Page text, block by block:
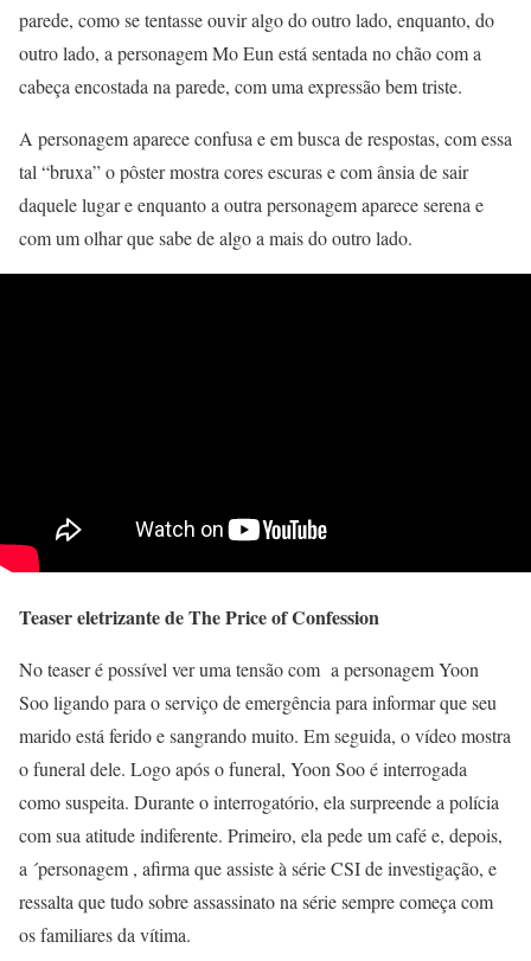
parede, como se tentasse ouvir algo do outro lado, enquanto, do
outro lado, a personagem Mo Eun está sentada no chão com a
cabeça encostada na parede, com uma expressão bem triste.
A personagem aparece confusa e em busca de respostas, com essa
tal “bruxa” o pôster mostra cores escuras e com ânsia de sair
daquele lugar e enquanto a outra personagem aparece serena e
com um olhar que sabe de algo a mais do outro lado.
Teaser eletrizante de The Price of Confession
No teaser é possível ver uma tensão com a personagem Yoon
Soo ligando para o serviço de emergência para informar que seu
marido está ferido e sangrando muito. Em seguida, o vídeo mostra
o funeral dele. Logo após o funeral, Yoon Soo é interrogada
como suspeita. Durante o interrogatório, ela surpreende a polícia
com sua atitude indiferente. Primeiro, ela pede um café e, depois,
a ´personagem , afirma que assiste à série CSI de investigação, e
ressalta que tudo sobre assassinato na série sempre começa com
os familiares da vítima.